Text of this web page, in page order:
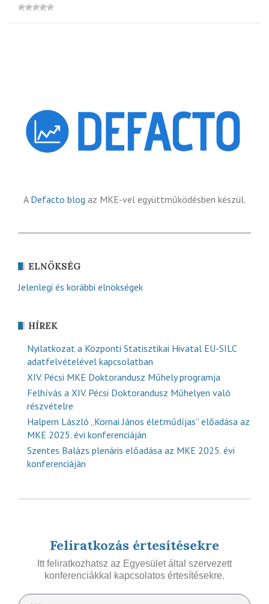
A Defacto blog az MKE-vel együttműködésben készül.
ELNÖKSÉG
Jelenlegi és korábbi elnökségek
HÍREK
Nyilatkozat a Központi Statisztikai Hivatal EU-SILC
adatfelvételével kapcsolatban
XIV. Pécsi MKE Doktorandusz Műhely programja
Felhívás a XIV. Pécsi Doktorandusz Műhelyen való
részvételre
Halpern László „Kornai János életműdíjas” előadása az
MKE 2025. évi konferenciáján
Szentes Balázs plenáris előadása az MKE 2025. évi
konferenciáján
Feliratkozás értesítésekre
Itt feliratkozhatsz az Egyesület által szervezett
konferenciákkal kapcsolatos értesítésekre.